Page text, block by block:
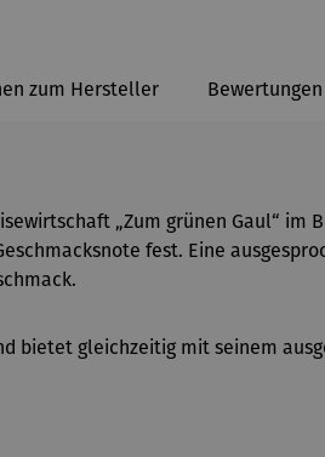
zum Hersteller Bewertungen
„Zum grünen Gaul“
fest. Eine
bietet gleichzeitig mit seinem